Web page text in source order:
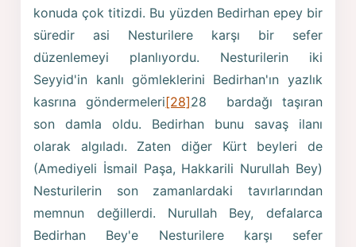
konuda çok titizdi. Bu yüzden Bedirhan epey bir
süredir asi Nesturilere karşı bir sefer
düzenlemeyi planlıyordu. Nesturilerin iki
Seyyid'in kanlı gömleklerini Bedirhan'ın yazlık
kasrına göndermeleri[28]28 bardağı taşıran
son damla oldu. Bedirhan bunu savaş ilanı
olarak algıladı. Zaten diğer Kürt beyleri de
(Amediyeli İsmail Paşa, Hakkarili Nurullah Bey)
Nesturilerin son zamanlardaki tavırlarından
memnun değillerdi. Nurullah Bey, defalarca
Bedirhan Bey'e Nesturilere karşı sefer